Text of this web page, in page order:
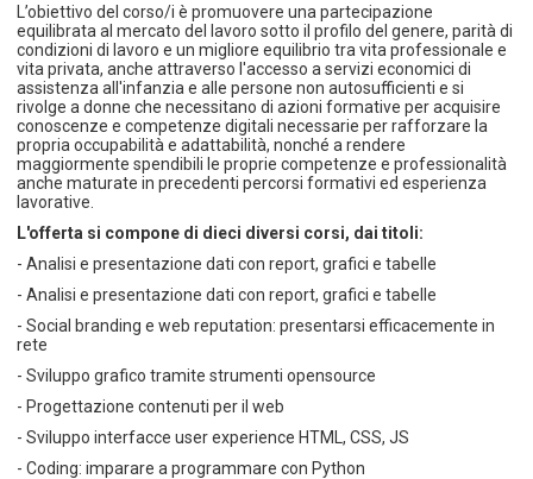
L’obiettivo del corso/i è promuovere una partecipazione
equilibrata al mercato del lavoro sotto il profilo del genere, parità di
condizioni di lavoro e un migliore equilibrio tra vita professionale e
vita privata, anche attraverso l'accesso a servizi economici di
assistenza all'infanzia e alle persone non autosufficienti e si
rivolge a donne che necessitano di azioni formative per acquisire
conoscenze e competenze digitali necessarie per rafforzare la
propria occupabilità e adattabilità, nonché a rendere
maggiormente spendibili le proprie competenze e professionalità
anche maturate in precedenti percorsi formativi ed esperienza
lavorative.
L'offerta si compone di dieci diversi corsi, dai titoli:
- Analisi e presentazione dati con report, grafici e tabelle
- Analisi e presentazione dati con report, grafici e tabelle
- Social branding e web reputation: presentarsi efficacemente in
rete
- Sviluppo grafico tramite strumenti opensource
- Progettazione contenuti per il web
- Sviluppo interfacce user experience HTML, CSS, JS
- Coding: imparare a programmare con Python